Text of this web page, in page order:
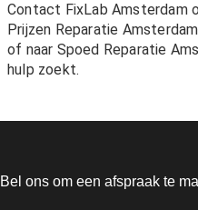
Contact FixLab Amsterdam
Prijzen Reparatie Amsterdam
of naar Spoed Reparatie
hulp zoekt.
Bel ons om een afspraak te